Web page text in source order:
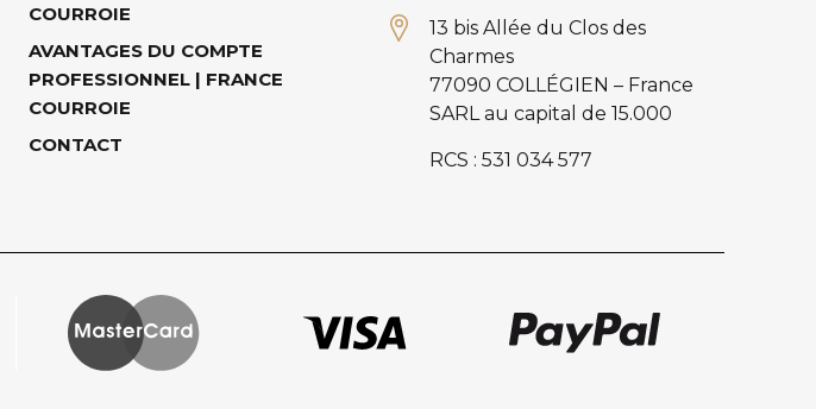
COURROIE
AVANTAGES DU COMPTE
PROFESSIONNEL | FRANCE
COURROIE
CONTACT
13 bis Allée du Clos des
Charmes
77090 COLLÉGIEN – France
SARL au capital de 15.000
RCS : 531 034 577